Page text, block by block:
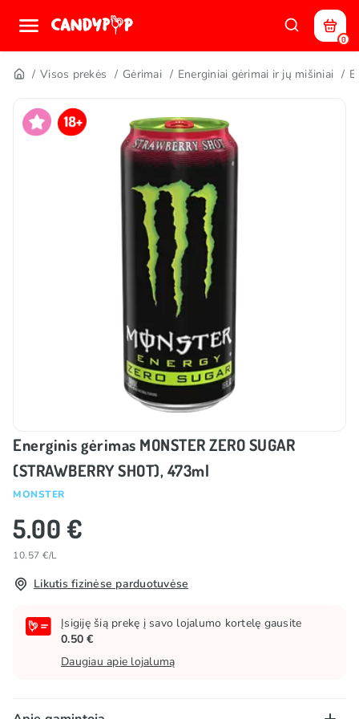
0
Visos prekės Gėrimai Energiniai gėrimai ir jų mišiniai
Energinis gėrimas MONSTER ZERO SUGAR
(STRAWBERRY SHOT), 473ml
MONSTER
5.00 €
10.57 €/L
Likutis fizinėse parduotuvėse
Įsigiję šią prekę į savo lojalumo kortelę gausite
0.50 €
Daugiau apie lojalumą